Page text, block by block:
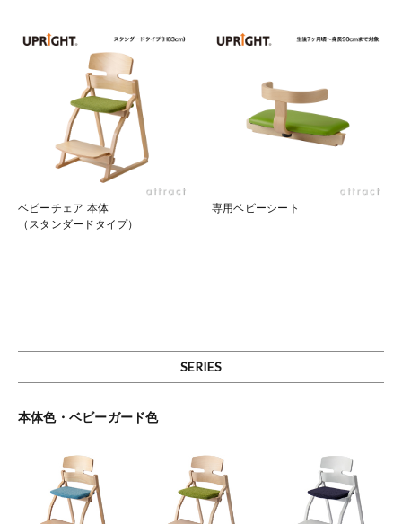
ベビーチェア 本体
（スタンダードタイプ）
専用ベビーシート
SERIES
本体色・ベビーガード色